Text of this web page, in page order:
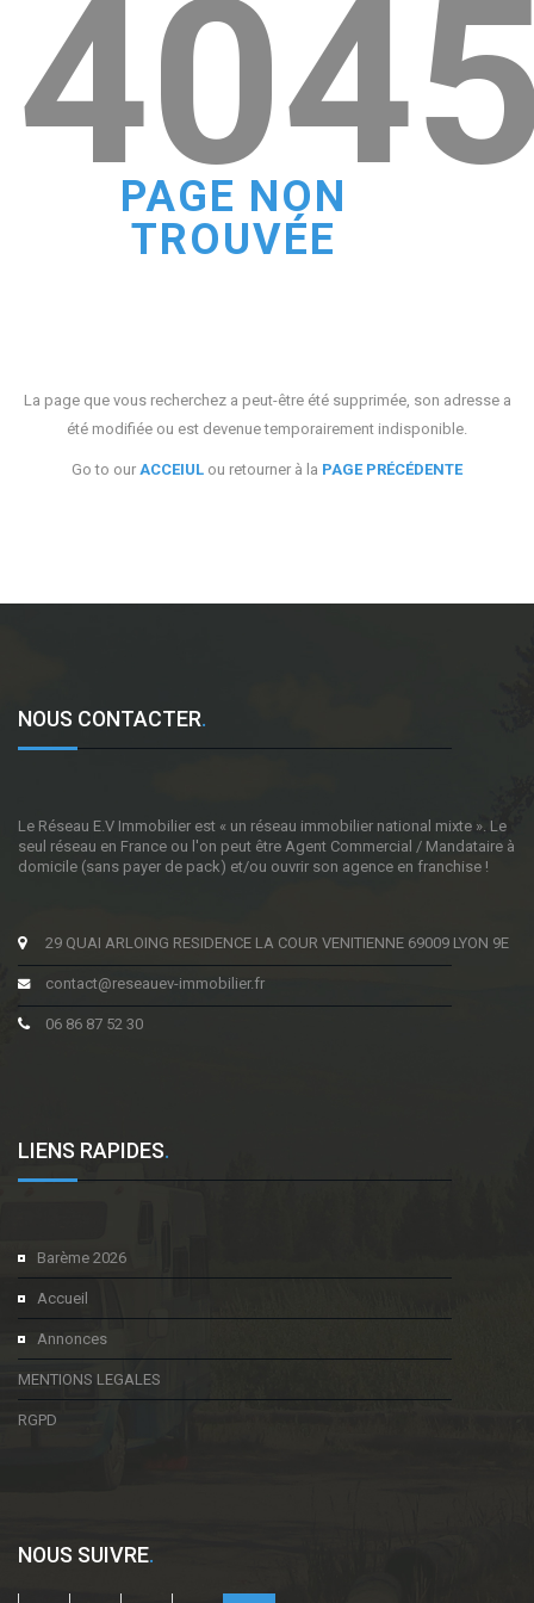
PAGE NON
TROUVÉE
La page que vous recherchez a peut-être été supprimée, son adresse a
été modifiée ou est devenue temporairement indisponible.
Go to our ACCEIUL ou retourner à la PAGE PRÉCÉDENTE
NOUS CONTACTER.
Le Réseau E.V Immobilier est « un réseau immobilier national mixte ». Le
seul réseau en France ou l'on peut être Agent Commercial / Mandataire à
domicile (sans payer de pack) et/ou ouvrir son agence en franchise !
29 QUAI ARLOING RESIDENCE LA COUR VENITIENNE 69009 LYON 9E
contact@reseauev-immobilier.fr
06 86 87 52 30
LIENS RAPIDES.
Barème 2026
Accueil
Annonces
MENTIONS LEGALES
RGPD
NOUS SUIVRE.